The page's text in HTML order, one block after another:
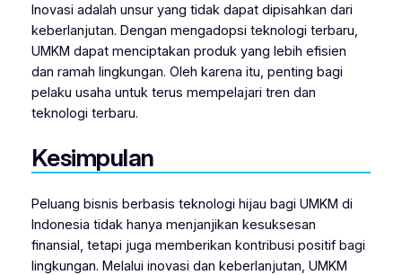
Inovasi adalah unsur yang tidak dapat dipisahkan dari
keberlanjutan. Dengan mengadopsi teknologi terbaru,
UMKM dapat menciptakan produk yang lebih efisien
dan ramah lingkungan. Oleh karena itu, penting bagi
pelaku usaha untuk terus mempelajari tren dan
teknologi terbaru.
Kesimpulan
Peluang bisnis berbasis teknologi hijau bagi UMKM di
Indonesia tidak hanya menjanjikan kesuksesan
finansial, tetapi juga memberikan kontribusi positif bagi
lingkungan. Melalui inovasi dan keberlanjutan, UMKM